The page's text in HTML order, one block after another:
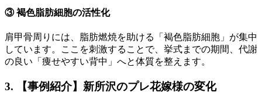
③ 褐色脂肪細胞の活性化
肩甲骨周りには、脂肪燃焼を助ける「褐色脂肪細胞」が集中
しています。ここを刺激することで、挙式までの期間、代謝
の良い「痩せやすい背中」へと体質を整えます。
3. 【事例紹介】新所沢のプレ花嫁様の変化